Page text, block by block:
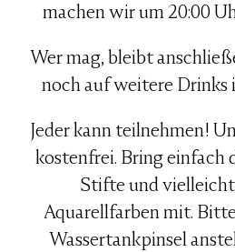
machen wir um 20:00
Wer mag, bleibt
noch auf weitere Drinks
Jeder kann teilnehmen!
kostenfrei. Bring einfach
Stifte und
Aquarellfarben mit.
Wassertankpinsel